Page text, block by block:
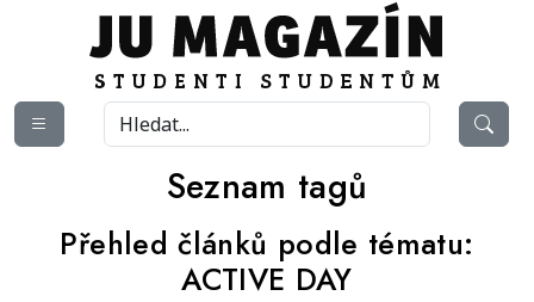
Seznam tagů
Přehled článků podle tématu:
ACTIVE DAY